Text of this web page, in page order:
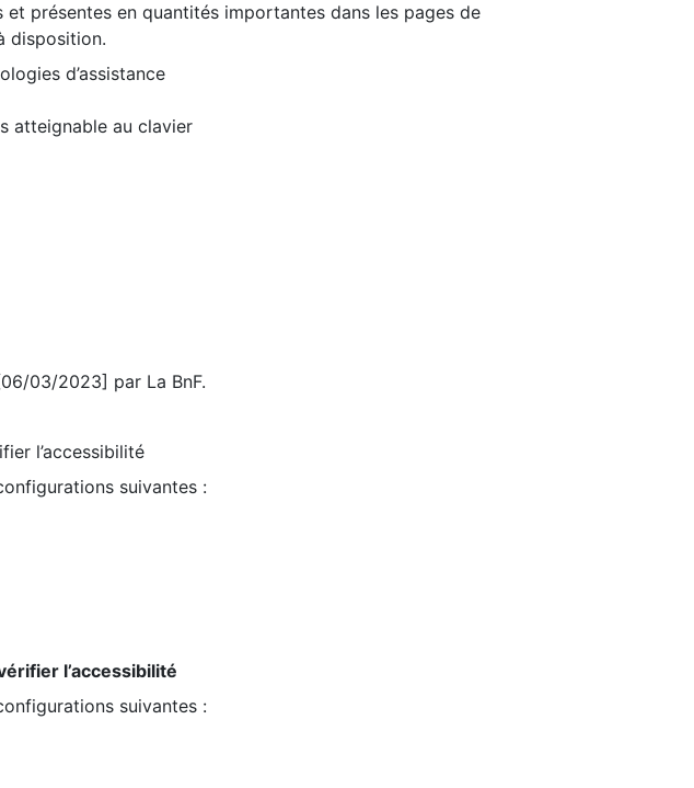
présentes en quantités importantes dans les pages de
disposition.
d’assistance
atteignable au clavier
03/2023] par La BnF.
l’accessibilité
suivantes :
l’accessibilité
suivantes :